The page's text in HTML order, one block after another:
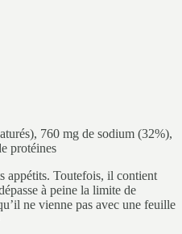
760 mg de sodium (32%),
protéines
appétits. Toutefois, il contient
à peine la limite de
ne vienne pas avec une feuille